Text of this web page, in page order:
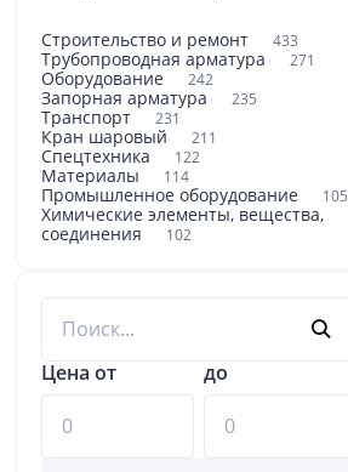
Строительство и ремонт 433
Трубопроводная арматура 271
Оборудование 242
Запорная арматура 235
Транспорт 231
Кран шаровый 211
Спецтехника 122
Материалы 114
Промышленное оборудование 105
Химические элементы, вещества,
соединения
102
Цена от до